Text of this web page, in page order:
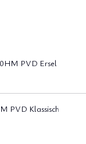
PVD Ersel